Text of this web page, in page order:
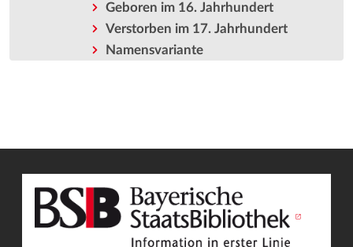
Geboren im 16. Jahrhundert
Verstorben im 17. Jahrhundert
Namensvariante